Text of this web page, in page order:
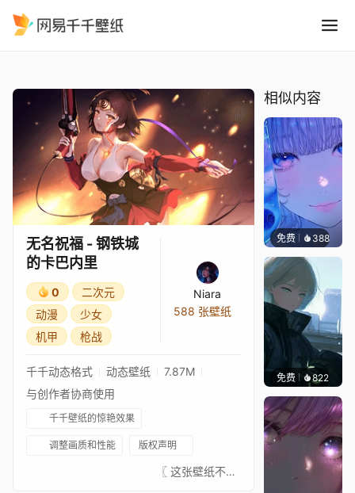
无名祝福 - 钢铁城
的卡巴内里
0
二次元
动漫
少女
机甲
枪战
Niara
588 张壁纸
千千动态格式 动态壁纸
7.87M
与创作者协商使用
千千壁纸的惊艳效果
调整画质和性能 版权声明
⠀⠀⠀⠀⠀⠀⠀⠀⠀⠀⠀⠀⠀⠀⠀⠀ 〖 这张壁纸不是我绘制的，真正的艺术家总是在 ↓这里↓。我只是为这些图片添加动画以供娱乐。请支持这位绝对出色的艺术家。如果任何艺术家不希望这张壁纸出现在这里，请联系我，我会将其移除。〗- 原画来源: https://wall.alphacoders.com/big.php?i=724123- 插画艺术家: https://www.pixiv.net/en/users/835458- 音乐: https://www.youtube.com/watch?v=2e0Cdi_TLY8⠀⠀↓↓↓↓↓↓↓⠀⠀★ 你可以在这里查看我收藏的已批准壁纸 ★⠀⠀↓↓↓↓↓↓↓⠀⠀ ⠀⠀⠀⠀⠀⠀⠀⠀⠀⠀⠀⠀⠀⠀⠀⠀⠀
相似内容
免费 388辰东
免费 822辰东